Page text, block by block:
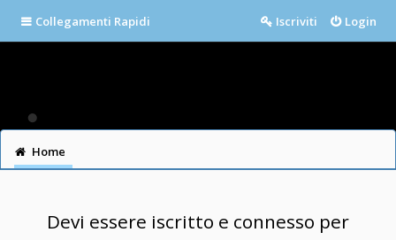
Collegamenti Rapidi Login
Iscriviti
Home
Devi essere iscritto e connesso per